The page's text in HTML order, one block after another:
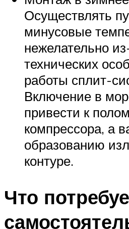
Осуществлять
минусовые
нежелательно
технических
работы сплит-
Включение в
привести к
компрессора, а
образованию
контуре.
Что